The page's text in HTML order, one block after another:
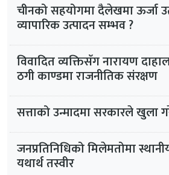
चीनको सहयोगमा दैलेखमा ऊर्जा
व्यापारिक उत्पादन सम्भव ?
विवादित व्यक्तिसँग नारायण
ठगी काण्डमा राजनीतिक संरक्षण
सत्ताको उन्मादमा सरकारले खुला
जनप्रतिनिधिको मिलेमतोमा
यथार्थ तस्वीर